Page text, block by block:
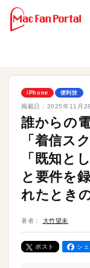
iPhone 便利技
掲載日： 2025年11月
誰からの
「着信ス
「既知と
と要件を
れたとき
著者： 大竹望未
ポスト シ